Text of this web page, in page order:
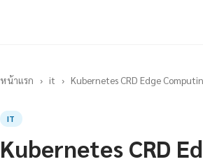
หน้าแรก › it › Kubernetes CRD Edge
IT
Kubernetes CRD